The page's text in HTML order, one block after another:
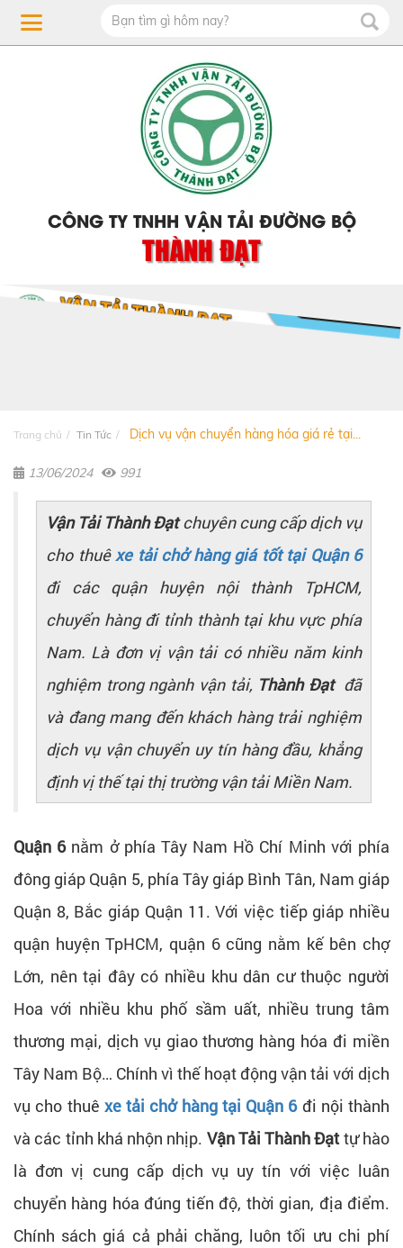
CÔNG TY TNHH VẬN TẢI ĐƯỜNG BỘ
THÀNH ĐẠT
Trang chủ Tin Tức Dịch vụ vận chuyển hàng hóa giá rẻ tại...
13/06/2024 991
Vận Tải Thành Đạtchuyên cung cấp dịch vụ
cho thuêxe tải chở hàng giá tốt tại Quận 6
đi các quận huyện nội thành TpHCM,
chuyển hàng đi tỉnh thành tại khu vực phía
Nam. Là đơn vị vận tải có nhiều năm kinh
nghiệm trong ngành vận tải, Thành Đạt đã
và đang mang đến khách hàng trải nghiệm
dịch vụ vận chuyển uy tín hàng đầu, khẳng
định vị thế tại thị trường vận tải Miền Nam.
Quận 6 nằm ở phía Tây Nam Hồ Chí Minh với phía
đông giáp Quận 5, phía Tây giáp Bình Tân, Nam giáp
Quận 8, Bắc giáp Quận 11. Với việc tiếp giáp nhiều
quận huyện TpHCM, quận 6 cũng nằm kế bên chợ
Lớn, nên tại đây có nhiều khu dân cư thuộc người
Hoa với nhiều khu phố sầm uất, nhiều trung tâm
thương mại, dịch vụ giao thương hàng hóa đi miền
Tây Nam Bộ… Chính vì thế hoạt động vận tải với dịch
vụ cho thuê xe tải chở hàng tại Quận 6đi nội thành
và các tỉnh khá nhộn nhịp. Vận Tải Thành Đạt tự hào
là đơn vị cung cấp dịch vụ uy tín với việc luân
chuyển hàng hóa đúng tiến độ, thời gian, địa điểm.
Chính sách giá cả phải chăng, luôn tối ưu chi phí